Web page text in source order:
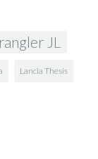
JL
Lancia Thesis